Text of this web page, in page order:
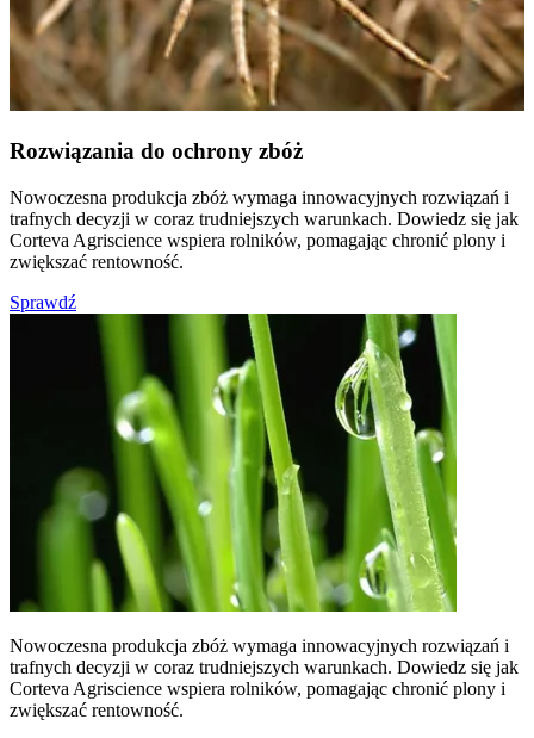
Rozwiązania do ochrony zbóż
Nowoczesna produkcja zbóż wymaga innowacyjnych rozwiązań i
trafnych decyzji w coraz trudniejszych warunkach. Dowiedz się jak
Corteva Agriscience wspiera rolników, pomagając chronić plony i
zwiększać rentowność.
Sprawdź
Nowoczesna produkcja zbóż wymaga innowacyjnych rozwiązań i
trafnych decyzji w coraz trudniejszych warunkach. Dowiedz się jak
Corteva Agriscience wspiera rolników, pomagając chronić plony i
zwiększać rentowność.